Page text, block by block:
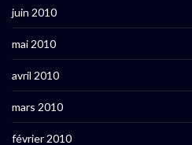
juin 2010
mai 2010
avril 2010
mars 2010
février 2010